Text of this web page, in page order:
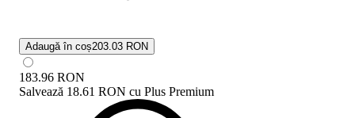
Adaugă în coș203.03 RON
183.96 RON
Salvează 18.61 RON cu Plus Premium